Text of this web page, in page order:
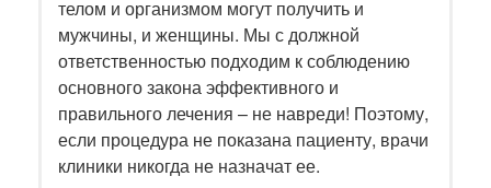
телом и организмом могут получить и
мужчины, и женщины. Мы с должной
ответственностью подходим к соблюдению
основного закона эффективного и
правильного лечения – не навреди! Поэтому,
если процедура не показана пациенту, врачи
клиники никогда не назначат ее.